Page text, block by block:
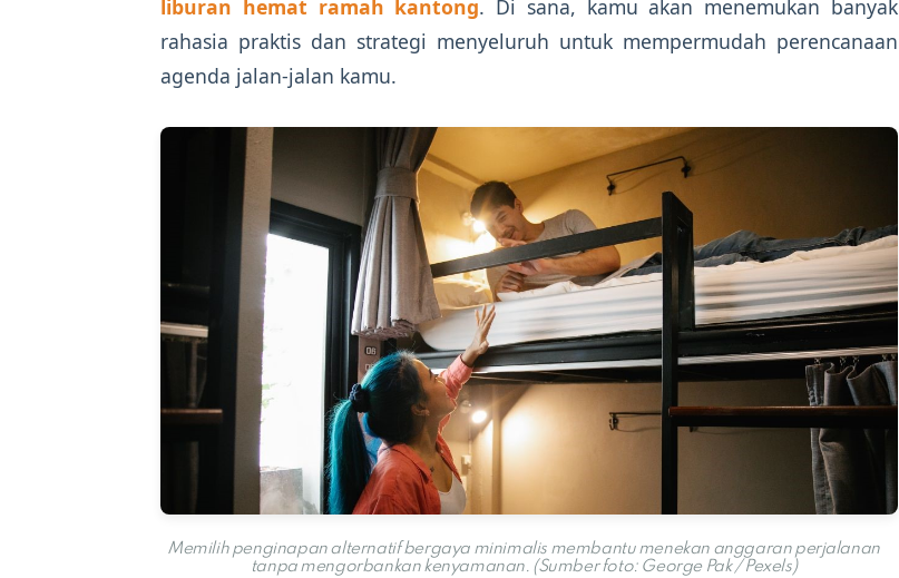
liburan hemat ramah kantong. Di sana, kamu akan menemukan banyak
rahasia praktis dan strategi menyeluruh untuk mempermudah perencanaan
agenda jalan-jalan kamu.
Memilih penginapan alternatif bergaya minimalis membantu menekan anggaran perjalanan
tanpa mengorbankan kenyamanan. (Sumber foto: George Pak / Pexels)